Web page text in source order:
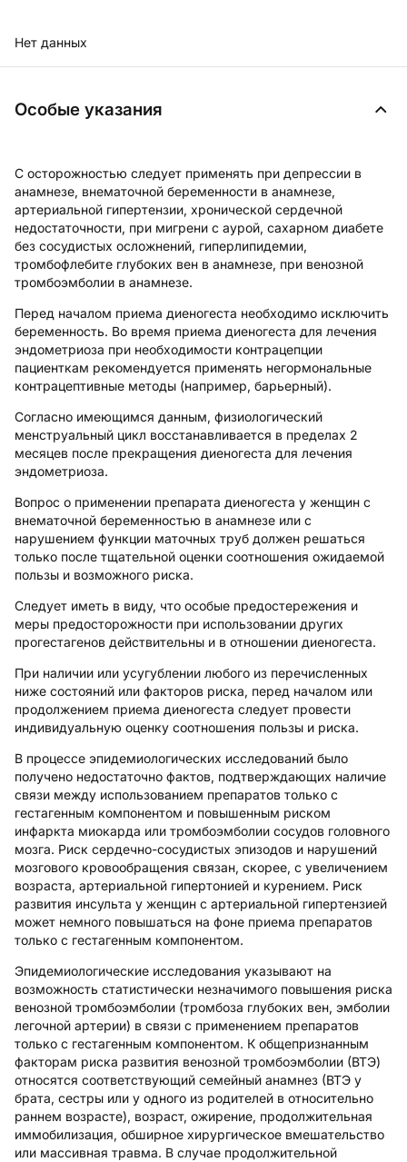
Нет данных
Особые указания
С осторожностью следует применять при депрессии в
анамнезе, внематочной беременности в анамнезе,
артериальной гипертензии, хронической сердечной
недостаточности, при мигрени с аурой, сахарном диабете
без сосудистых осложнений, гиперлипидемии,
тромбофлебите глубоких вен в анамнезе, при венозной
тромбоэмболии в анамнезе.
Перед началом приема диеногеста необходимо исключить
беременность. Во время приема диеногеста для лечения
эндометриоза при необходимости контрацепции
пациенткам рекомендуется применять негормональные
контрацептивные методы (например, барьерный).
Согласно имеющимся данным, физиологический
менструальный цикл восстанавливается в пределах 2
месяцев после прекращения диеногеста для лечения
эндометриоза.
Вопрос о применении препарата диеногеста у женщин с
внематочной беременностью в анамнезе или с
нарушением функции маточных труб должен решаться
только после тщательной оценки соотношения ожидаемой
пользы и возможного риска.
Следует иметь в виду, что особые предостережения и
меры предосторожности при использовании других
прогестагенов действительны и в отношении диеногеста.
При наличии или усугублении любого из перечисленных
ниже состояний или факторов риска, перед началом или
продолжением приема диеногеста следует провести
индивидуальную оценку соотношения пользы и риска.
В процессе эпидемиологических исследований было
получено недостаточно фактов, подтверждающих наличие
связи между использованием препаратов только с
гестагенным компонентом и повышенным риском
инфаркта миокарда или тромбоэмболии сосудов головного
мозга. Риск сердечно-сосудистых эпизодов и нарушений
мозгового кровообращения связан, скорее, с увеличением
возраста, артериальной гипертонией и курением. Риск
развития инсульта у женщин с артериальной гипертензией
может немного повышаться на фоне приема препаратов
только с гестагенным компонентом.
Эпидемиологические исследования указывают на
возможность статистически незначимого повышения риска
венозной тромбоэмболии (тромбоза глубоких вен, эмболии
легочной артерии) в связи с применением препаратов
только с гестагенным компонентом. К общепризнанным
факторам риска развития венозной тромбоэмболии (ВТЭ)
относятся соответствующий семейный анамнез (ВТЭ у
брата, сестры или у одного из родителей в относительно
раннем возрасте), возраст, ожирение, продолжительная
иммобилизация, обширное хирургическое вмешательство
или массивная травма. В случае продолжительной